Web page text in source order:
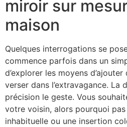
miroir sur
maison
Quelques interrogations se
commence parfois dans un
d’explorer les moyens
verser dans l’extravagance. La
précision le geste. Vous
votre voisin, alors pourquoi
inhabituelle ou une insertion